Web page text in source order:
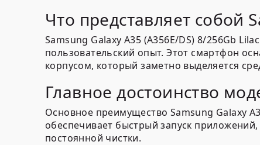
Что представляет собой
Samsung Galaxy A35 (A356E/DS) 8/256Gb
пользовательский опыт. Этот смартфон
корпусом, который заметно выделяется
Главное достоинство
Основное преимущество Samsung Galaxy
обеспечивает быстрый запуск
постоянной чистки.